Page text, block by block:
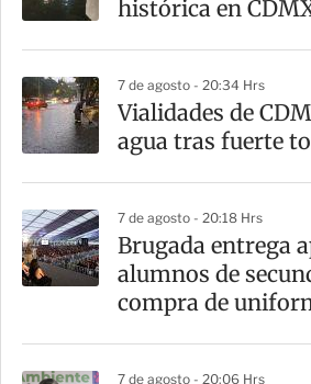
histórica en
7 de agosto - 20:34 Hrs
Vialidades de
agua tras fuerte
7 de agosto - 20:18 Hrs
Brugada entrega
alumnos de
compra de
7 de agosto - 20:06 Hrs